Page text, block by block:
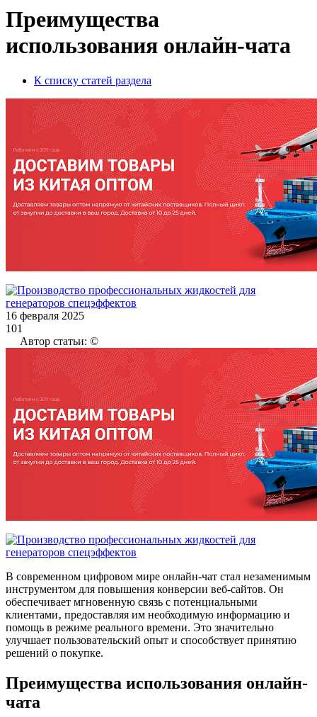
Преимущества
использования онлайн-чата
К списку статей раздела
16 февраля 2025
101
Автор статьи: ©
В современном цифровом мире онлайн-чат стал незаменимым
инструментом для повышения конверсии веб-сайтов. Он
обеспечивает мгновенную связь с потенциальными
клиентами‚ предоставляя им необходимую информацию и
помощь в режиме реального времени. Это значительно
улучшает пользовательский опыт и способствует принятию
решений о покупке.
Преимущества использования онлайн-
чата